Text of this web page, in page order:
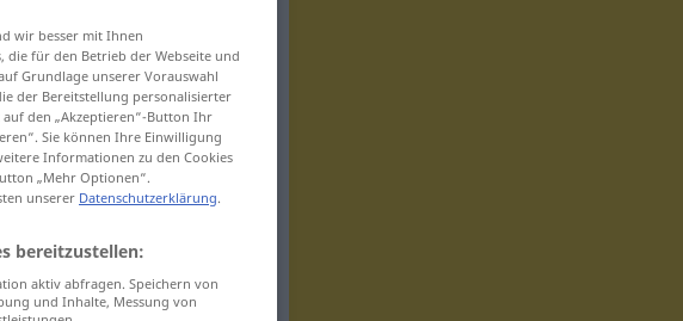
wir besser mit Ihnen
für den Betrieb der Webseite und
Grundlage unserer Vorauswahl
der Bereitstellung personalisierter
den „Akzeptieren“-Button Ihr
Sie können Ihre Einwilligung
Informationen zu den Cookies
„Mehr Optionen“.
unserer Datenschutzerklärung.
bereitzustellen:
aktiv abfragen. Speichern von
und Inhalte, Messung von